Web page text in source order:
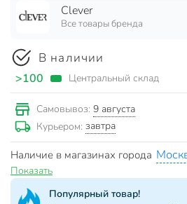
Clever
Все товары бренда
В наличии
>100 Центральный склад
Самовывоз: 9 августа
Курьером: завтра
Наличие в магазинах города
Показать
Популярный товар!